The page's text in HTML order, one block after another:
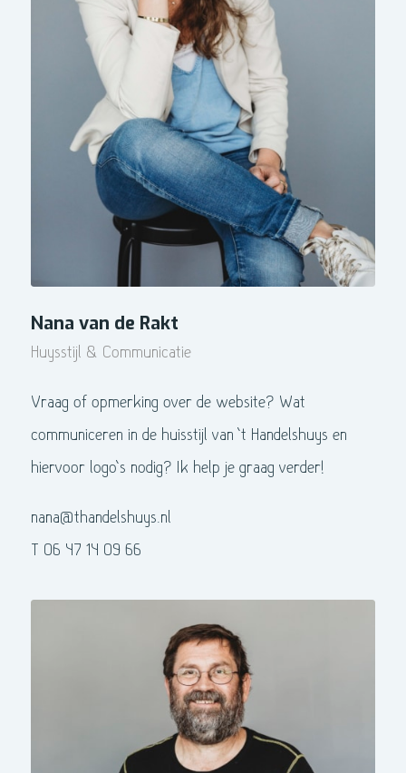
Nana van de Rakt
Huysstijl & Communicatie
Vraag of opmerking over de website? Wat
communiceren in de huisstijl van ’t Handelshuys en
hiervoor logo’s nodig? Ik help je graag verder!
nana@thandelshuys.nl
T 06 47 14 09 66